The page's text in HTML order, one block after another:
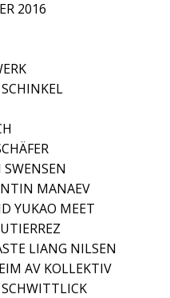
2016
SWENSEN
MANAEV
YUKAO MEET
LIANG NILSEN
AV KOLLEKTIV